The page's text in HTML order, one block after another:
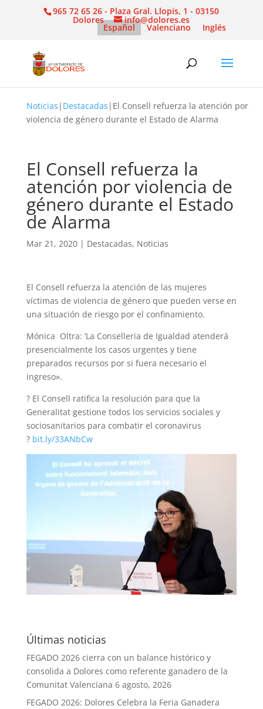
965 72 65 26 - Plaza Gral. Llopis, 1 - 03150
Dolores info@dolores.es
Español Valenciano Inglés
Noticias | Destacadas | El Consell refuerza la atención por
violencia de género durante el Estado de Alarma
El Consell refuerza la
atención por violencia de
género durante el Estado
de Alarma
Mar 21, 2020| Destacadas, Noticias
El Consell refuerza la atención de las mujeres
víctimas de violencia de género que pueden verse en
una situación de riesgo por el confinamiento.
Mónica Oltra: ‘La Conselleria de Igualdad atenderá
presencialmente los casos urgentes y tiene
preparados recursos por si fuera necesario el
ingreso».
?El Consell ratifica la resolución para que la
Generalitat gestione todos los servicios sociales y
sociosanitarios para combatir el coronavirus
? bit.ly/33ANbCw
Últimas noticias
FEGADO 2026 cierra con un balance histórico y
consolida a Dolores como referente ganadero de la
Comunitat Valenciana 6 agosto, 2026
FEGADO 2026: Dolores Celebra la Feria Ganadera